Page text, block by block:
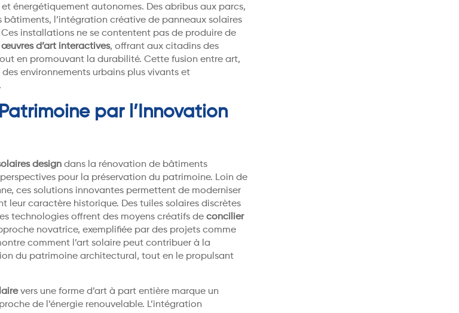
énergétiquement autonomes. Des abribus aux parcs,
bâtiments, l’intégration créative de panneaux solaires
Ces installations ne se contentent pas de produire de
œuvres d’art interactives, offrant aux citadins des
en promouvant la durabilité. Cette fusion entre art,
environnements urbains plus vivants et
par l’Innovation
design dans la rénovation de bâtiments
pour la préservation du patrimoine. Loin de
ces solutions innovantes permettent de moderniser
leur caractère historique. Des tuiles solaires discrètes
technologies offrent des moyens créatifs de concilier
novatrice, exemplifiée par des projets comme
comment l’art solaire peut contribuer à la
du patrimoine architectural, tout en le propulsant
vers une forme d’art à part entière marque un
de l’énergie renouvelable. L’intégration